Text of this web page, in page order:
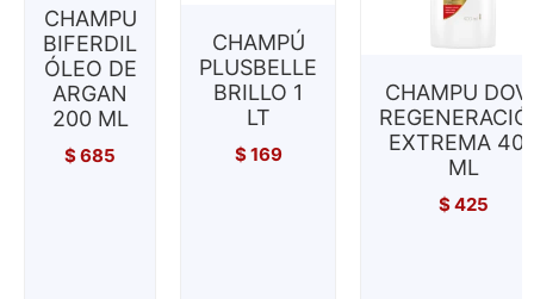
CHAMPU
BIFERDIL
ÓLEO DE
ARGAN
200 ML
$685
CHAMPÚ
PLUSBELLE
BRILLO 1
LT
$169
CHAMPU
EXTREMA
ML
$425